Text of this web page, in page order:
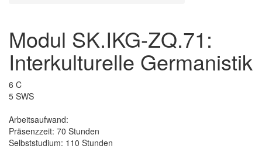
Modul SK.IKG-ZQ.71:
Interkulturelle Germanistik
6 C
5 SWS
Arbeitsaufwand:
Präsenzzeit: 70 Stunden
Selbststudium: 110 Stunden